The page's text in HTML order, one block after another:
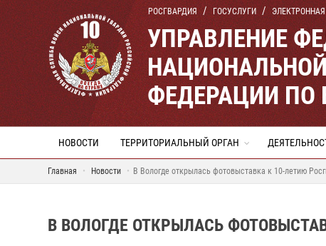
РОСГВАРДИЯ ГОСУСЛУГИ
УПРАВЛЕНИЕ
ФЕДЕРАЦИИ ПО
НОВОСТИ ТЕРРИТОРИАЛЬНЫЙ ОРГАН
Главная Новости В Вологде открылась фотовыставка к 10-летию
В ВОЛОГДЕ ОТКРЫЛАСЬ